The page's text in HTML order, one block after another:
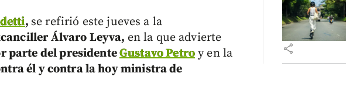
, se refirió este jueves a la
Álvaro Leyva, en la que advierte
parte del presidenteGustavo Petro y en la
él y contra la hoy ministra de
share